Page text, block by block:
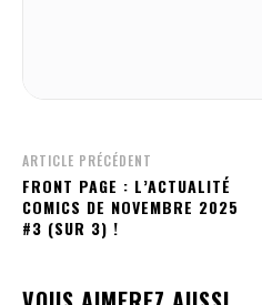
ARTICLE PRÉCÉDENT
FRONT PAGE : L’ACTUALITÉ
COMICS DE NOVEMBRE 2025
#3 (SUR 3) !